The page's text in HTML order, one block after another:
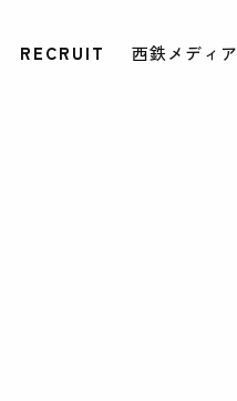
RECRUIT 西鉄メディア